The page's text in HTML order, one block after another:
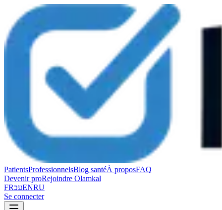
PatientsProfessionnelsBlog santéÀ proposFAQ
Devenir proRejoindre Olamkal
FRעבENRU
Se connecter